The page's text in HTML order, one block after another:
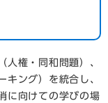
人権・同和問題）、
キング）を統合し、
に向けての学びの場